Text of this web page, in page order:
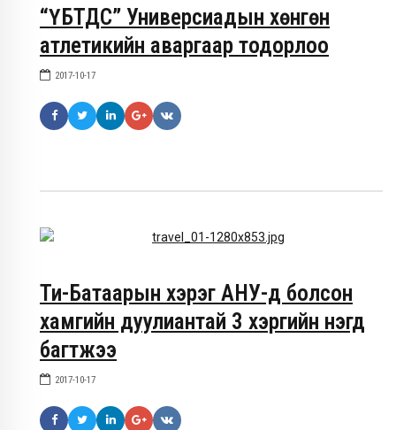
“ҮБТДС” Универсиадын хөнгөн
атлетикийн аваргаар тодорлоо
2017-10-17
Ти-Батаарын хэрэг АНУ-д болсон
хамгийн дуулиантай 3 хэргийн нэгд
багтжээ
2017-10-17